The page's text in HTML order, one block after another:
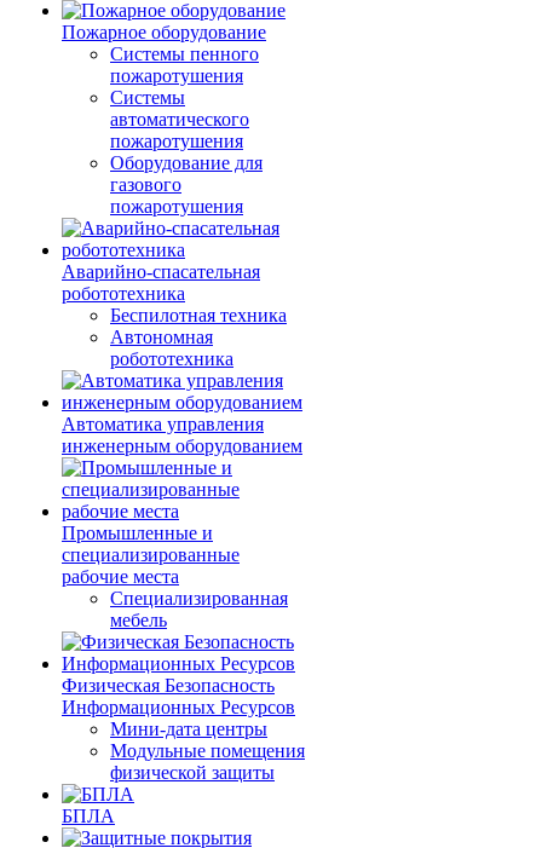
Пожарное оборудование
Системы пенного
пожаротушения
Системы
автоматического
пожаротушения
Оборудование для
газового
пожаротушения
Аварийно-спасательная
робототехника
Беспилотная техника
Автономная
робототехника
Автоматика управления
инженерным оборудованием
Промышленные и
специализированные
рабочие места
Специализированная
мебель
Физическая Безопасность
Информационных Ресурсов
Мини-дата центры
Модульные помещения
физической защиты
БПЛА